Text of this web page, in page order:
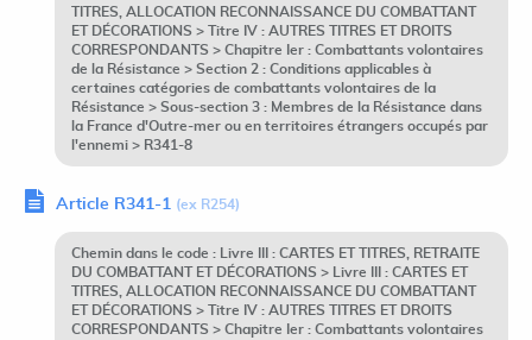
TITRES, ALLOCATION RECONNAISSANCE DU COMBATTANT
ET DÉCORATIONS > Titre IV : AUTRES TITRES ET DROITS
CORRESPONDANTS > Chapitre Ier : Combattants volontaires
de la Résistance > Section 2 : Conditions applicables à
certaines catégories de combattants volontaires de la
Résistance > Sous-section 3 : Membres de la Résistance dans
la France d'Outre-mer ou en territoires étrangers occupés par
l'ennemi > R341-8
Article R341-1 (ex R254)
Chemin dans le code : Livre III : CARTES ET TITRES, RETRAITE
DU COMBATTANT ET DÉCORATIONS > Livre III : CARTES ET
TITRES, ALLOCATION RECONNAISSANCE DU COMBATTANT
ET DÉCORATIONS > Titre IV : AUTRES TITRES ET DROITS
CORRESPONDANTS > Chapitre Ier : Combattants volontaires